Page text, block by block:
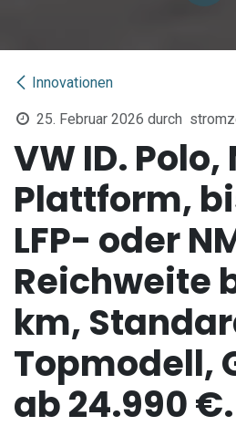
Innovationen
25. Februar 2026 durch
VW ID. Polo,
Plattform,
LFP- oder
Reichweite
km,
Topmodell,
ab 24.990 €.